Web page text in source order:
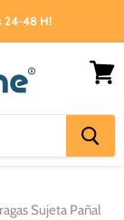
24-48 H!
Sujeta Pañal